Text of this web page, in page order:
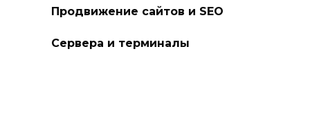
Продвижение сайтов и SEO
Сервера и терминалы